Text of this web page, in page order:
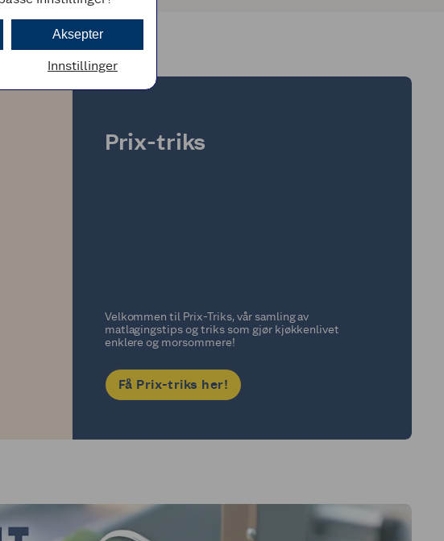
Prix-triks
Velkommen til Prix-Triks, vår samling av
matlagingstips og triks som gjør kjøkkenlivet
enklere og morsommere!
Få Prix-triks her!
Aksepter
Innstillinger